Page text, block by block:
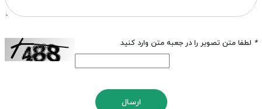
* لطفا متن تصویر را در جعبه متن وارد کنید
ارسال